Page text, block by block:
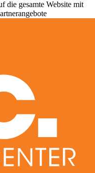
gesamte Website mit